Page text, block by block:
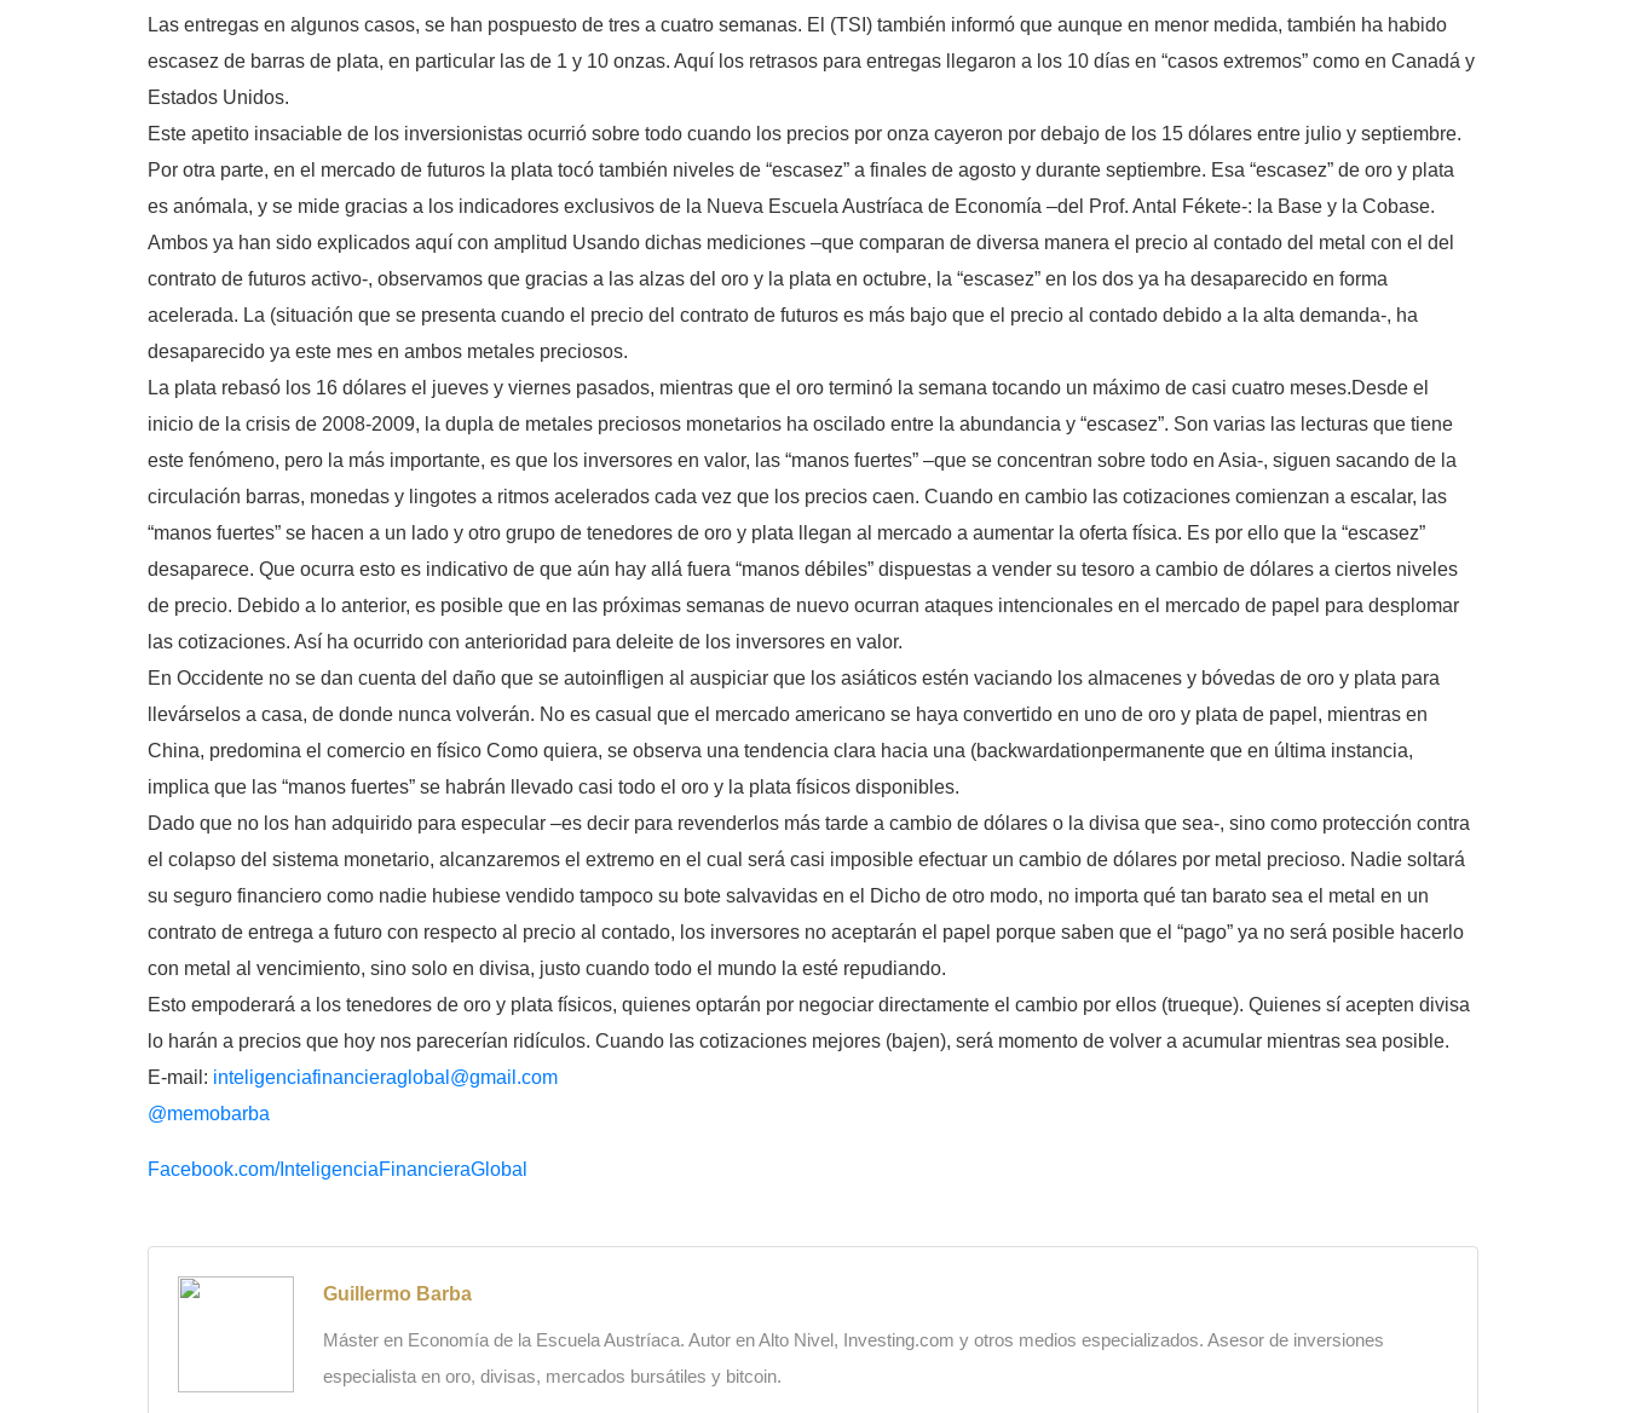
Las entregas en algunos casos, se han pospuesto de tres a cuatro semanas. El (TSI) también informó que aunque en menor medida, también ha habido
escasez de barras de plata, en particular las de 1 y 10 onzas. Aquí los retrasos para entregas llegaron a los 10 días en “casos extremos” como en Canadá y
Estados Unidos.
Este apetito insaciable de los inversionistas ocurrió sobre todo cuando los precios por onza cayeron por debajo de los 15 dólares entre julio y septiembre.
Por otra parte, en el mercado de futuros la plata tocó también niveles de “escasez” a finales de agosto y durante septiembre. Esa “escasez” de oro y plata
es anómala, y se mide gracias a los indicadores exclusivos de la Nueva Escuela Austríaca de Economía –del Prof. Antal Fékete-: la Base y la Cobase.
Ambos ya han sido explicados aquí con amplitud Usando dichas mediciones –que comparan de diversa manera el precio al contado del metal con el del
contrato de futuros activo-, observamos que gracias a las alzas del oro y la plata en octubre, la “escasez” en los dos ya ha desaparecido en forma
acelerada. La (situación que se presenta cuando el precio del contrato de futuros es más bajo que el precio al contado debido a la alta demanda-, ha
desaparecido ya este mes en ambos metales preciosos.
La plata rebasó los 16 dólares el jueves y viernes pasados, mientras que el oro terminó la semana tocando un máximo de casi cuatro meses.Desde el
inicio de la crisis de 2008-2009, la dupla de metales preciosos monetarios ha oscilado entre la abundancia y “escasez”. Son varias las lecturas que tiene
este fenómeno, pero la más importante, es que los inversores en valor, las “manos fuertes” –que se concentran sobre todo en Asia-, siguen sacando de la
circulación barras, monedas y lingotes a ritmos acelerados cada vez que los precios caen. Cuando en cambio las cotizaciones comienzan a escalar, las
“manos fuertes” se hacen a un lado y otro grupo de tenedores de oro y plata llegan al mercado a aumentar la oferta física. Es por ello que la “escasez”
desaparece. Que ocurra esto es indicativo de que aún hay allá fuera “manos débiles” dispuestas a vender su tesoro a cambio de dólares a ciertos niveles
de precio. Debido a lo anterior, es posible que en las próximas semanas de nuevo ocurran ataques intencionales en el mercado de papel para desplomar
las cotizaciones. Así ha ocurrido con anterioridad para deleite de los inversores en valor.
En Occidente no se dan cuenta del daño que se autoinfligen al auspiciar que los asiáticos estén vaciando los almacenes y bóvedas de oro y plata para
llevárselos a casa, de donde nunca volverán. No es casual que el mercado americano se haya convertido en uno de oro y plata de papel, mientras en
China, predomina el comercio en físico Como quiera, se observa una tendencia clara hacia una (backwardationpermanente que en última instancia,
implica que las “manos fuertes” se habrán llevado casi todo el oro y la plata físicos disponibles.
Dado que no los han adquirido para especular –es decir para revenderlos más tarde a cambio de dólares o la divisa que sea-, sino como protección contra
el colapso del sistema monetario, alcanzaremos el extremo en el cual será casi imposible efectuar un cambio de dólares por metal precioso. Nadie soltará
su seguro financiero como nadie hubiese vendido tampoco su bote salvavidas en el Dicho de otro modo, no importa qué tan barato sea el metal en un
contrato de entrega a futuro con respecto al precio al contado, los inversores no aceptarán el papel porque saben que el “pago” ya no será posible hacerlo
con metal al vencimiento, sino solo en divisa, justo cuando todo el mundo la esté repudiando.
Esto empoderará a los tenedores de oro y plata físicos, quienes optarán por negociar directamente el cambio por ellos (trueque). Quienes sí acepten divisa
lo harán a precios que hoy nos parecerían ridículos. Cuando las cotizaciones mejores (bajen), será momento de volver a acumular mientras sea posible.
E-mail: inteligenciafinancieraglobal@gmail.com
@memobarba
Facebook.com/InteligenciaFinancieraGlobal
Guillermo Barba
Máster en Economía de la Escuela Austríaca. Autor en Alto Nivel, Investing.com y otros medios especializados. Asesor de inversiones
especialista en oro, divisas, mercados bursátiles y bitcoin.